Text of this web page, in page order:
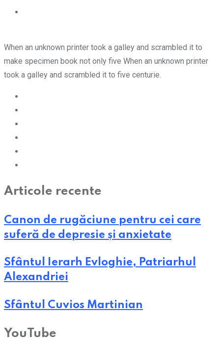
When an unknown printer took a galley and scrambled it to
make specimen book not only five When an unknown printer
took a galley and scrambled it to five centurie.
Articole recente
Canon de rugăciune pentru cei care
suferă de depresie și anxietate
Sfântul Ierarh Evloghie, Patriarhul
Alexandriei
Sfântul Cuvios Martinian
YouTube